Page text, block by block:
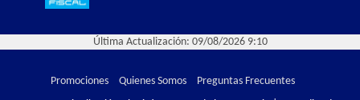
Última Actualización: 09/08/2026 9:10
Promociones Quienes Somos
Preguntas Frecuentes